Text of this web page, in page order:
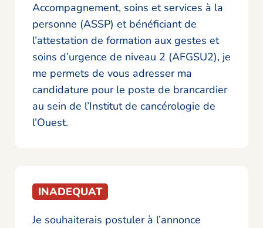
Accompagnement, soins et services à la
personne (ASSP) et bénéficiant de
l’attestation de formation aux gestes et
soins d’urgence de niveau 2 (AFGSU2), je
me permets de vous adresser ma
candidature pour le poste de brancardier
au sein de l’Institut de cancérologie de
l’Ouest.
INADEQUAT
Je souhaiterais postuler à l’annonce